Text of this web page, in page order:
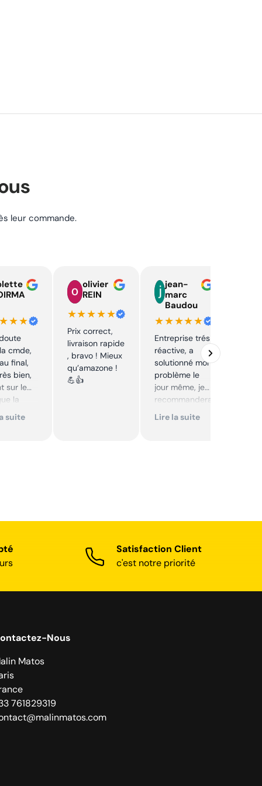
leur commande.
cmde,
final,
bien,
sur le
la
sur le
suite
olivier
REIN
★★★★★
Prix correct,
livraison rapide
, bravo ! Mieux
qu’amazone !
💪👍
jean-
marc
Baudou
★★★★★
Entreprise trés
réactive, a
solutionné mon
problème le
jour même, je
recommandera
i. Articles bien
Lire la suite
Satisfaction Client
c'est notre priorité
Nous
Matos
761829319